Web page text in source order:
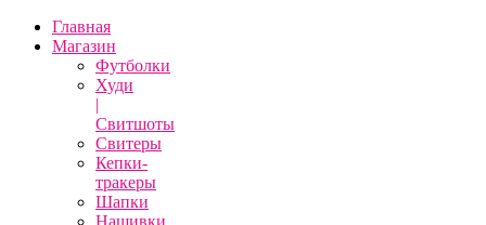
Главная
Магазин
Футболки
Худи
|
Свитшоты
Свитеры
Кепки-
тракеры
Шапки
Нашивки